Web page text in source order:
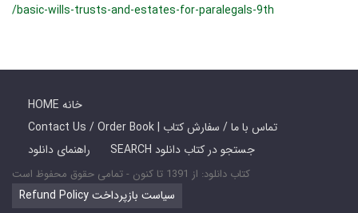
/basic-wills-trusts-and-estates-for-paralegals-9th
HOME خانه
Contact Us / Order Book | تماس با ما / سفارش کتاب
راهنمای دانلود
SEARCH جستجو در کتاب دانلود
کتاب دانلود: از 1391 تا کنون - تمامی حقوق محفوظ است
Refund Policy سیاست بازپرداخت